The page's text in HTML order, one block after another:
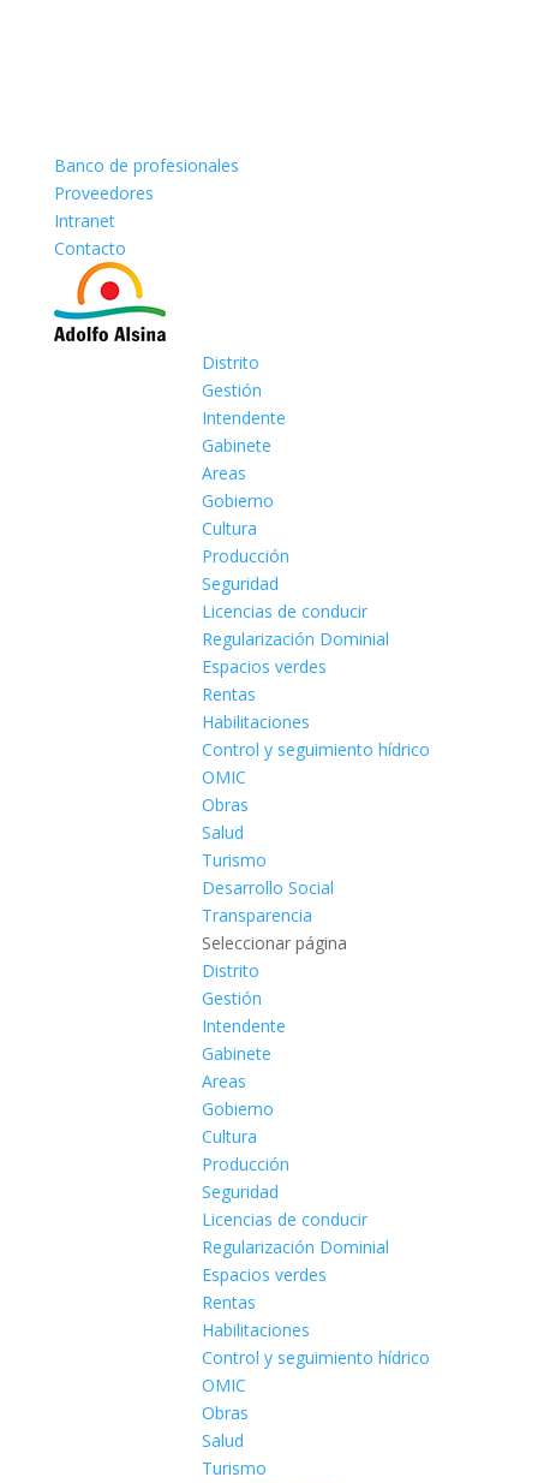
Banco de profesionales
Proveedores
Intranet
Contacto
Distrito
Gestión
Intendente
Gabinete
Areas
Gobierno
Cultura
Producción
Seguridad
Licencias de conducir
Regularización Dominial
Espacios verdes
Rentas
Habilitaciones
Control y seguimiento hídrico
OMIC
Obras
Salud
Turismo
Desarrollo Social
Transparencia
Seleccionar página
Distrito
Gestión
Intendente
Gabinete
Areas
Gobierno
Cultura
Producción
Seguridad
Licencias de conducir
Regularización Dominial
Espacios verdes
Rentas
Habilitaciones
Control y seguimiento hídrico
OMIC
Obras
Salud
Turismo